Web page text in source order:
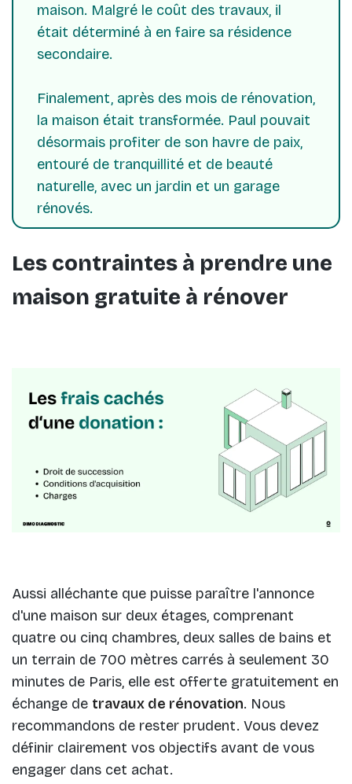
maison. Malgré le coût des travaux, il
était déterminé à en faire sa résidence
secondaire.
Finalement, après des mois de rénovation,
la maison était transformée. Paul pouvait
désormais profiter de son havre de paix,
entouré de tranquillité et de beauté
naturelle, avec un jardin et un garage
rénovés.
Les contraintes à prendre une
maison gratuite à rénover
Aussi alléchante que puisse paraître l'annonce
d'une maison sur deux étages, comprenant
quatre ou cinq chambres, deux salles de bains et
un terrain de 700 mètres carrés à seulement 30
minutes de Paris, elle est offerte gratuitement en
échange de travaux de rénovation. Nous
recommandons de rester prudent. Vous devez
définir clairement vos objectifs avant de vous
engager dans cet achat.